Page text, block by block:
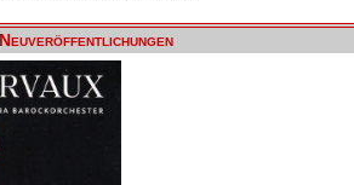
Neuveröffentlichungen